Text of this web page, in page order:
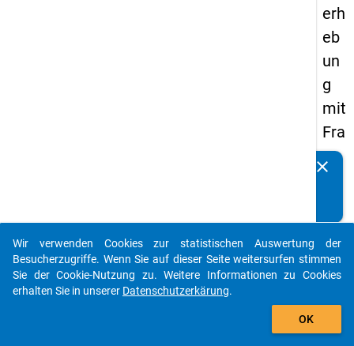
erh
eb
un
g
mit
Fra
ge
de
n
Au
clear
auto_stories
add_shopping_cart
Wir verwenden Cookies zur statistischen Auswertung der
Besucherzugriffe. Wenn Sie auf dieser Seite weitersurfen stimmen
Sie der Cookie-Nutzung zu. Weitere Informationen zu Cookies
erhalten Sie in unserer Datenschutzerkärung.
OK